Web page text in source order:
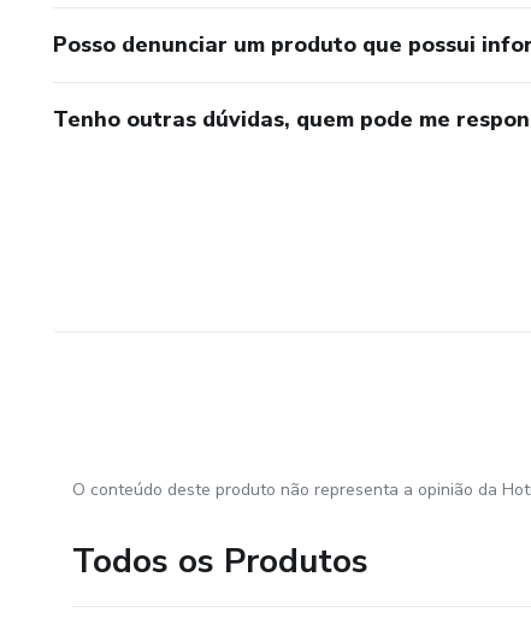
Posso denunciar um produto que possui
Tenho outras dúvidas, quem pode me
O conteúdo deste produto não representa a opinião da
Todos os Produtos